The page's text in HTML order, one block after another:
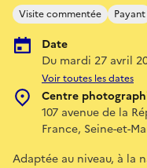
Visite commentée Payant
Date
Du mardi 27 avril
Voir toutes les dates
Centre
107 avenue de la
France, Seine-et-
Adaptée au niveau, à la